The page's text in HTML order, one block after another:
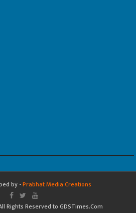
by -Prabhat Media Creations
Rights Reserved to GDSTimes.Com